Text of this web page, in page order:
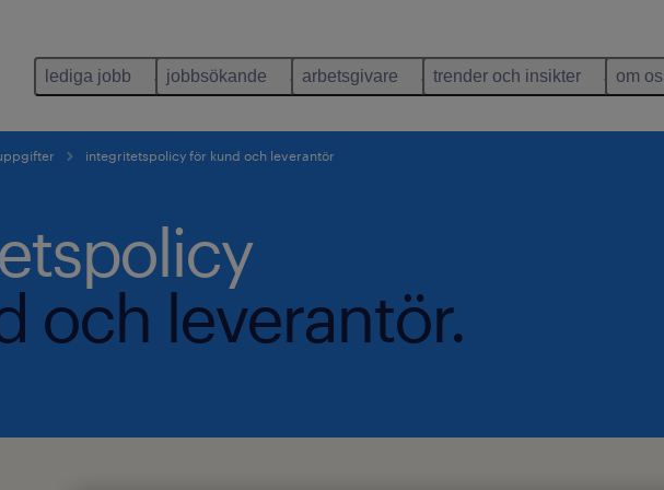
lediga jobb jobbsökande arbetsgivare trender och insikter om
integritetspolicy för kund och leverantör
och leverantör.